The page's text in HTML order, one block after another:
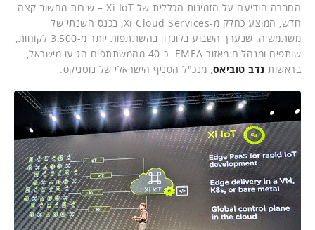
החברה הודיעה על הזמינות הכללית של Xi IoT – שירות מחשוב קצה
חדש, המוצע כחלק מ-Xi Cloud Services, בכנס השנתי של
משתמשיה, שנערך השבוע בלונדון בהשתתפות יותר מ-3,500 לקוחות,
שותפים ומנהלים מאזור EMEA. כ-40 מהמשתתפים הגיעו מישראל,
בראשות נדב טוביאס, מנכ"ל הסניף הישראלי של נוטניקס.